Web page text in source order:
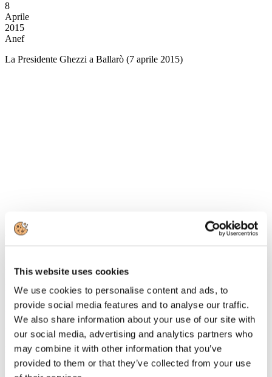
This website uses cookies
We use cookies to personalise content and ads, to
provide social media features and to analyse our traffic.
We also share information about your use of our site with
our social media, advertising and analytics partners who
may combine it with other information that you’ve
provided to them or that they’ve collected from your use
8
Aprile
2015
Anef
La Presidente Ghezzi a Ballarò (7 aprile 2015)
Associazione Italiana Confindustria Alberghi
Newsletter N. 61 del 08/04/2015
News
On air il nuovo spot di Expo Milano 2015
Diffuso il video "Il tuo giro del mondo"
EXPO 2015, Italia leader per sicurezza e dieta mediterranea